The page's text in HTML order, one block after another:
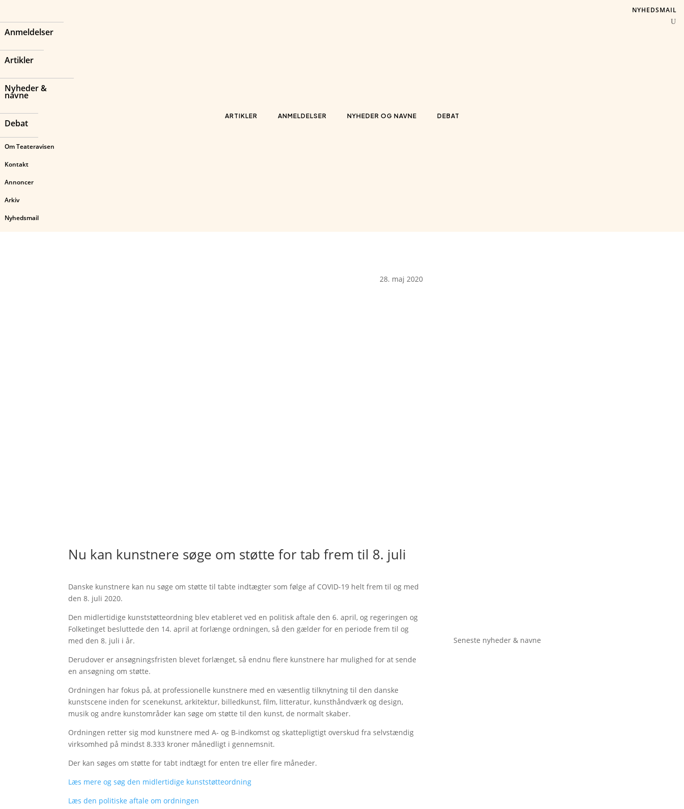
Anmeldelser
Artikler
Nyheder &
navne
Debat
Om Teateravisen
Kontakt
Annoncer
Arkiv
Nyhedsmail
ARTIKLER ANMELDELSER NYHEDER OG NAVNE DEBAT
NYHEDSMAIL
28. maj 2020
Nu kan kunstnere søge om støtte for tab frem til 8. juli
Danske kunstnere kan nu søge om støtte til tabte indtægter som følge af COVID-19 helt frem til og med
den 8. juli 2020.
Den midlertidige kunststøtteordning blev etableret ved en politisk aftale den 6. april, og regeringen og
Folketinget besluttede den 14. april at forlænge ordningen, så den gælder for en periode frem til og
med den 8. juli i år.
Derudover er ansøgningsfristen blevet forlænget, så endnu flere kunstnere har mulighed for at sende
en ansøgning om støtte.
Ordningen har fokus på, at professionelle kunstnere med en væsentlig tilknytning til den danske
kunstscene inden for scenekunst, arkitektur, billedkunst, film, litteratur, kunsthåndværk og design,
musik og andre kunstområder kan søge om støtte til den kunst, de normalt skaber.
Ordningen retter sig mod kunstnere med A- og B-indkomst og skattepligtigt overskud fra selvstændig
virksomhed på mindst 8.333 kroner månedligt i gennemsnit.
Der kan søges om støtte for tabt indtægt for enten tre eller fire måneder.
Læs mere og søg den midlertidige kunststøtteordning
Læs den politiske aftale om ordningen
Seneste nyheder & navne